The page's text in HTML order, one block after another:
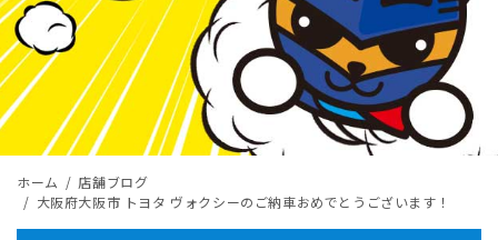
ホーム
店舗ブログ
大阪府大阪市 トヨタ ヴォクシーのご納車おめでとうございます！